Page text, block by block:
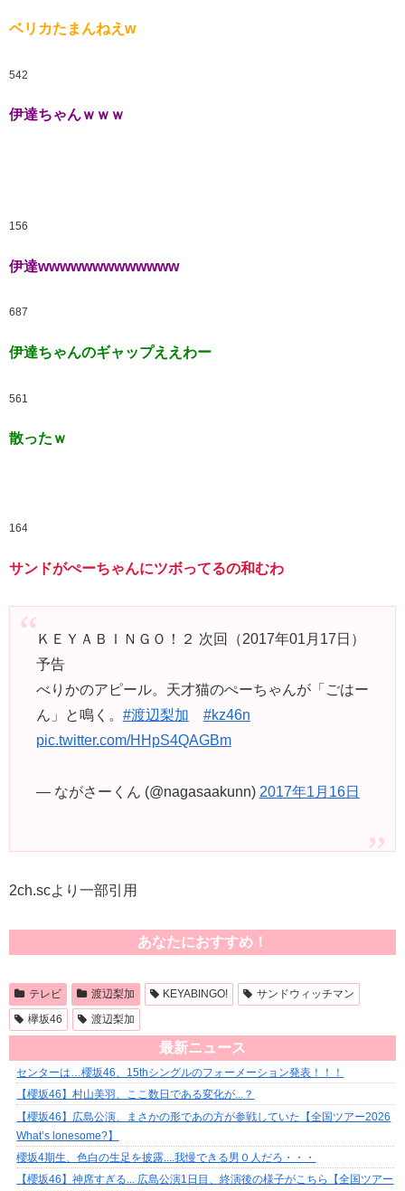
ベリカたまんねえw
542
伊達ちゃんｗｗｗ
156
伊達wwwwwwwwwwwww
687
伊達ちゃんのギャップええわー
561
散ったｗ
164
サンドがぺーちゃんにツボってるの和むわ
ＫＥＹＡＢＩＮＧＯ！２ 次回（2017年01月17日）
予告
べりかのアピール。天才猫のぺーちゃんが「ごはー
ん」と鳴く。 #渡辺梨加
#kz46n
pic.twitter.com/HHpS4QAGBm
— ながさーくん (@nagasaakunn) 2017年1月16日
2ch.scより一部引用
あなたにおすすめ！
テレビ 渡辺梨加 KEYABINGO!
サンドウィッチマン
欅坂46
渡辺梨加
最新ニュース
センターは…櫻坂46、15thシングルのフォーメーション発表！！！
【櫻坂46】村山美羽、ここ数日である変化が...？
【櫻坂46】広島公演、まさかの形であの方が参戦していた【全国ツアー2026
What’s lonesome?】
櫻坂4期生、色白の生足を披露....我慢できる男０人だろ・・・
【櫻坂46】神席すぎる... 広島公演1日目、終演後の様子がこちら【全国ツアー